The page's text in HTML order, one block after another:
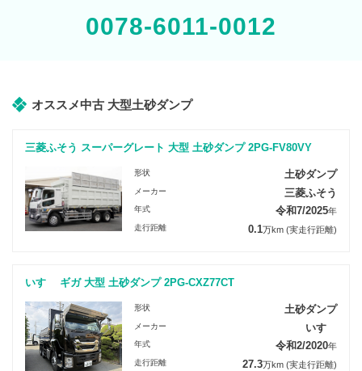
0078-6011-0012
オススメ中古 大型土砂ダンプ
三菱ふそう スーパーグレート 大型 土砂ダンプ 2PG-FV80VY
形状 土砂ダンプ
メーカー 三菱ふそう
年式 令和7/2025年
走行距離 0.1万km (実走行距離)
いすゞ ギガ 大型 土砂ダンプ 2PG-CXZ77CT
形状 土砂ダンプ
メーカー いすゞ
年式 令和2/2020年
走行距離 27.3万km (実走行距離)